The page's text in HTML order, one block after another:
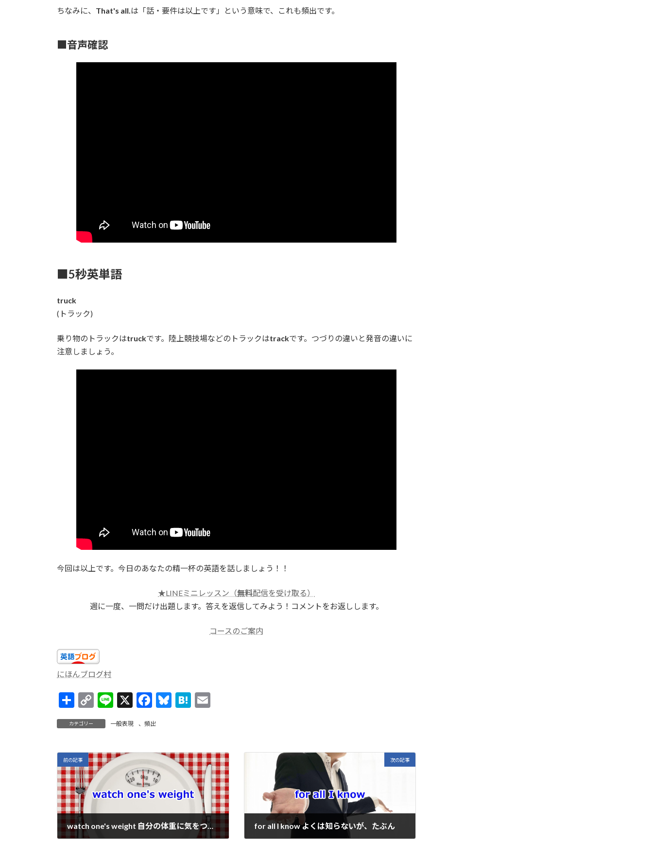
ちなみに、 That's all.は「話・要件は以上です」という意味で、これも頻出です。
■音声確認
■5秒英単語
truck
(トラック)
乗り物のトラックはtruckです。陸上競技場などのトラックはtrackです。つづりの違いと発音の違いに
注意しましょう。
今回は以上です。今日のあなたの精一杯の英語を話しましょう！！
★LINEミニレッスン（無料配信を受け取る）
週に一度、一問だけ出題します。答えを返信してみよう！コメントをお返しします。
コースのご案内
にほんブログ村
C
o
p
Li
n
k
Li
e
X
F
ac
e
o
o
k
Bl H
a
共
有
カテゴリー 一般表現 、 頻出
前の記事
watch one's weight 自分の体重に気をつける
次の記事
for all I know よくは知らないが、たぶん